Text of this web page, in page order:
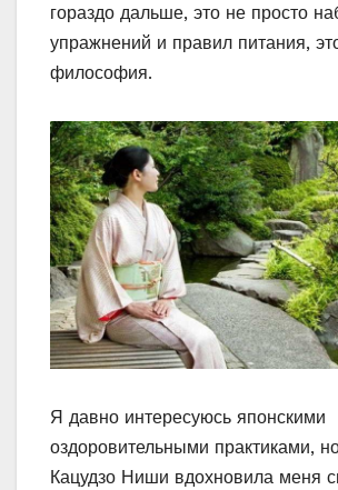
гораздо дальше, это не просто
упражнений и правил питания,
философия.
Я давно интересуюсь японскими
оздоровительными практиками,
Кацудзо Ниши вдохновила меня